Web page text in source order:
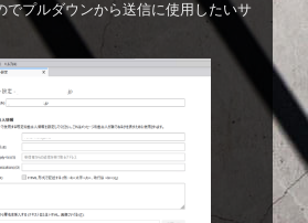
でプルダウンから送信に使用したいサ